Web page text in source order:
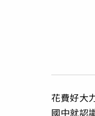
花費好大
國中就認